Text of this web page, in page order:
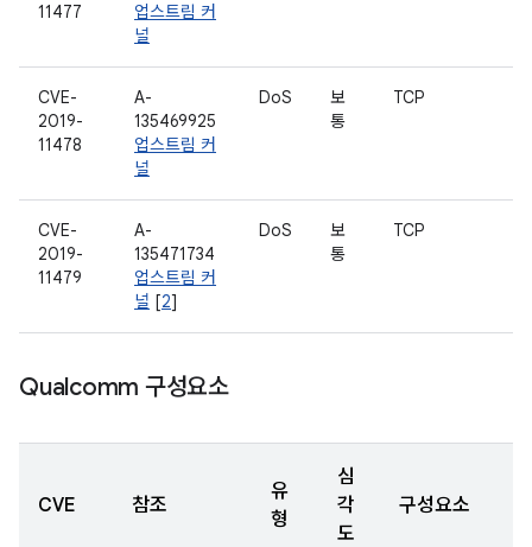
11477
업스트림 커
널
CVE-
2019-
11478
A-
135469925
업스트림 커
널
DoS
보
통
TCP
CVE-
2019-
11479
A-
135471734
업스트림 커
널 [2]
DoS
보
통
TCP
Qualcomm 구성요소
CVE 참조
유
형
심
각
도
구성요소